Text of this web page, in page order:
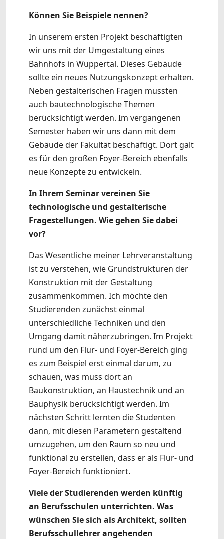
Können Sie Beispiele nennen?
In unserem ersten Projekt beschäftigten
wir uns mit der Umgestaltung eines
Bahnhofs in Wuppertal. Dieses Gebäude
sollte ein neues Nutzungskonzept erhalten.
Neben gestalterischen Fragen mussten
auch bautechnologische Themen
berücksichtigt werden. Im vergangenen
Semester haben wir uns dann mit dem
Gebäude der Fakultät beschäftigt. Dort galt
es für den großen Foyer-Bereich ebenfalls
neue Konzepte zu entwickeln.
In Ihrem Seminar vereinen Sie
technologische und gestalterische
Fragestellungen. Wie gehen Sie dabei
vor?
Das Wesentliche meiner Lehrveranstaltung
ist zu verstehen, wie Grundstrukturen der
Konstruktion mit der Gestaltung
zusammenkommen. Ich möchte den
Studierenden zunächst einmal
unterschiedliche Techniken und den
Umgang damit näherzubringen. Im Projekt
rund um den Flur- und Foyer-Bereich ging
es zum Beispiel erst einmal darum, zu
schauen, was muss dort an
Baukonstruktion, an Haustechnik und an
Bauphysik berücksichtigt werden. Im
nächsten Schritt lernten die Studenten
dann, mit diesen Parametern gestaltend
umzugehen, um den Raum so neu und
funktional zu erstellen, dass er als Flur- und
Foyer-Bereich funktioniert.
Viele der Studierenden werden künftig
an Berufsschulen unterrichten. Was
wünschen Sie sich als Architekt, sollten
Berufsschullehrer angehenden